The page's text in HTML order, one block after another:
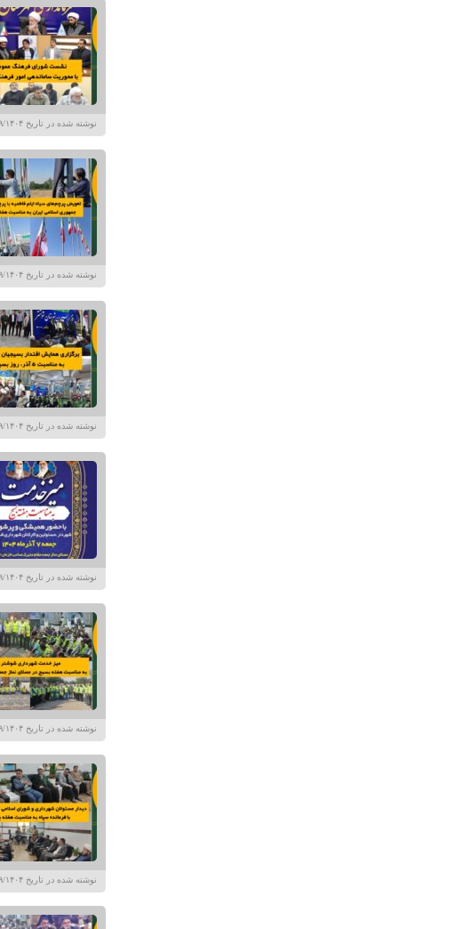
نوشته شده در تاریخ ۰۹/۰۹/۱۴۰۴ ساعت ۱۰:۳۹ |
نوشته شده در تاریخ ۰۹/۰۹/۱۴۰۴ ساعت ۰۶:۳۶ |
نوشته شده در تاریخ ۰۵/۰۹/۱۴۰۴ ساعت ۱۱:۰۸ |
نوشته شده در تاریخ ۰۵/۰۹/۱۴۰۴ ساعت ۱۱:۰۰ |
نوشته شده در تاریخ ۰۵/۰۹/۱۴۰۴ ساعت ۱۰:۵۷ |
نوشته شده در تاریخ ۰۵/۰۹/۱۴۰۴ ساعت ۰۹:۲۰ |